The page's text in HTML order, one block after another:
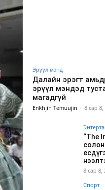
Эрүүл мэнд
Далайн эрэгт
эрүүл мэндэд
магадгүй
Enkhjin Temuujin - 8 сар 8,
“The
8 сар 8,
Спорт